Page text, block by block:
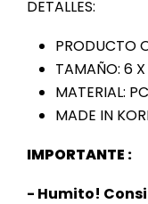
DETALLES:
PRODUCTO
TAMAÑO: 6
MATERIAL:
MADE IN
IMPORTANTE :
- Humito!